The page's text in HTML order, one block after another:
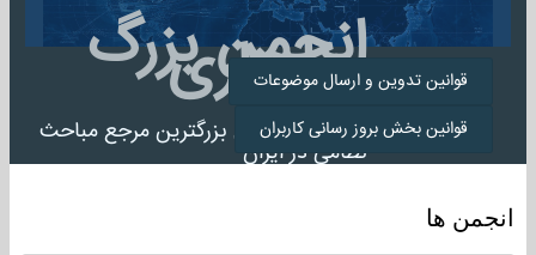
انجمن بزرگ
میلیتاری
انجمن میلیتاری بزرگترین مرجع مباحث
نظامی در ایران
قوانین تدوین و ارسال موضوعات
قوانین بخش بروز رسانی کاربران
انجمن ها